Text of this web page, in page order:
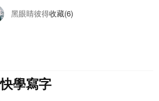
黑眼睛彼得收藏(6)
學寫字